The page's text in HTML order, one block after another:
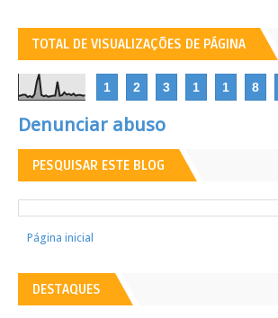
TOTAL DE VISUALIZAÇÕES DE PÁGINA
1 2 3 1 1 8
Denunciar abuso
PESQUISAR ESTE BLOG
Página inicial
DESTAQUES